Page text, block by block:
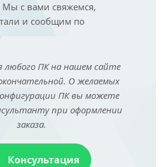
Мы с вами свяжемся,
и сообщим по
любого ПК на нашем сайте
О желаемых
ПК вы можете
при оформлении
заказа.
Консультация